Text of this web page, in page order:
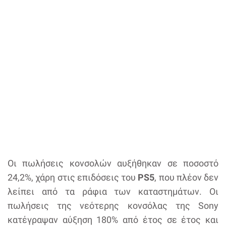
Οι πωλήσεις κονσολών αυξήθηκαν σε ποσοστό
24,2%, χάρη στις επιδόσεις του PS5, που πλέον δεν
λείπει από τα ράφια των καταστημάτων. Οι
πωλήσεις της νεότερης κονσόλας της Sony
κατέγραψαν αύξηση 180% από έτος σε έτος και